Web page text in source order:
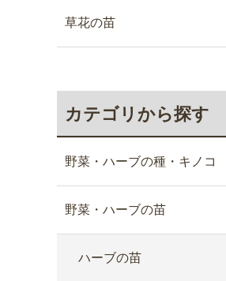
草花の苗
カテゴリから探す
野菜・ハーブの種・キノコ
野菜・ハーブの苗
ハーブの苗